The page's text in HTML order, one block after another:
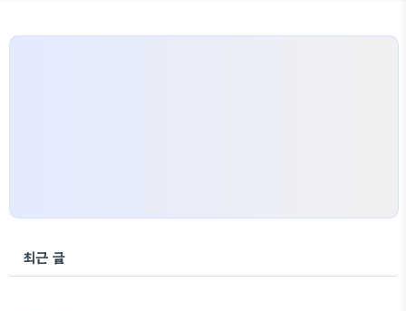
을 생성하기 때문에 움직임이 부드럽고 이미지 파일을
최근 글